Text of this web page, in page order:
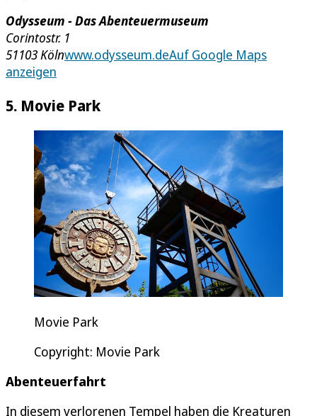
Odysseum - Das Abenteuermuseum
Corintostr. 1
51103 Kölnwww.odysseum.deAuf Google Maps
anzeigen
5. Movie Park
Movie Park
Copyright: Movie Park
Abenteuerfahrt
In diesem verlorenen Tempel haben die Kreaturen